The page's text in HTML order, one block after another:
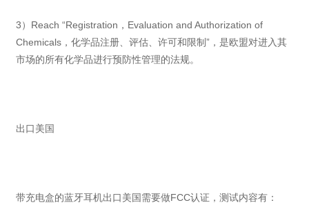
3）Reach “Registration，Evaluation and Authorization of
Chemicals，化学品注册、评估、许可和限制”，是欧盟对进入其
市场的所有化学品进行预防性管理的法规。
出口美国
带充电盒的蓝牙耳机出口美国需要做FCC认证，测试内容有：